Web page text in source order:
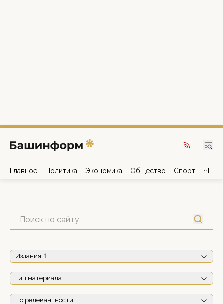
Главное Политика Экономика Общество Спорт ЧП
Издания: 1
Тип материала
По релевантности